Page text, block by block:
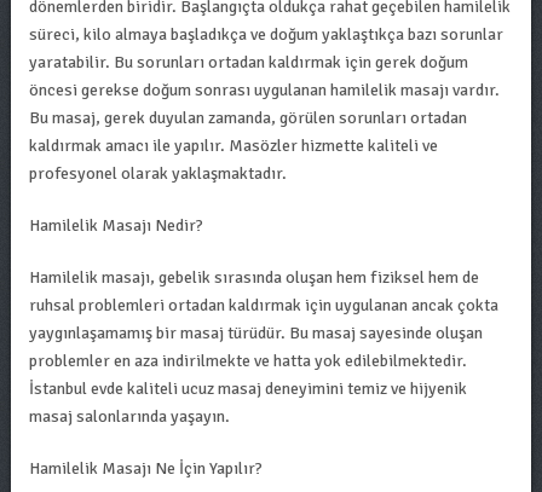
dönemlerden biridir. Başlangıçta oldukça rahat geçebilen hamilelik
süreci, kilo almaya başladıkça ve doğum yaklaştıkça bazı sorunlar
yaratabilir. Bu sorunları ortadan kaldırmak için gerek doğum
öncesi gerekse doğum sonrası uygulanan hamilelik masajı vardır.
Bu masaj, gerek duyulan zamanda, görülen sorunları ortadan
kaldırmak amacı ile yapılır. Masözler hizmette kaliteli ve
profesyonel olarak yaklaşmaktadır.
Hamilelik Masajı Nedir?
Hamilelik masajı, gebelik sırasında oluşan hem fiziksel hem de
ruhsal problemleri ortadan kaldırmak için uygulanan ancak çokta
yaygınlaşamamış bir masaj türüdür. Bu masaj sayesinde oluşan
problemler en aza indirilmekte ve hatta yok edilebilmektedir.
İstanbul evde kaliteli ucuz masaj deneyimini temiz ve hijyenik
masaj salonlarında yaşayın.
Hamilelik Masajı Ne İçin Yapılır?